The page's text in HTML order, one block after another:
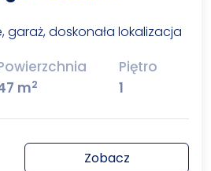
garaż, doskonała lokalizacja
m2
Piętro
1
Zobacz